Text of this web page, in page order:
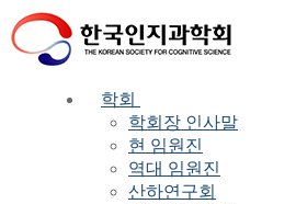
Skip
to
content
Menu
Close
학회
학회장 인사말
현 임원진
역대 임원진
산하연구회